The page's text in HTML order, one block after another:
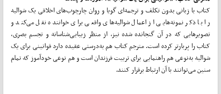
کتاب با زبانی بدون تکلف و ترجمه‌ای گویا و روان چارچوب‌های اخلاقی یک شوالیه
را با ذکر نمونه‌هایی از اعمال شوالیه‌های واقعی برای خواننده نقل می‌کند و
تصویرهایی که در آن گنجانده شده نیز، از منظر زیبایی‌شناسانه و تجسم بصری،
کتاب را پربارتر کرده است. مترجم کتاب هم به‌درستی عقیده دارد قوانینی برای یک
شوالیه به‌نوعی هم راهنمایی برای تربیت فرزندان است و هم نوعی خودآموز که تمام
سنین می‌توانند با آن ارتباط برقرار کنند.